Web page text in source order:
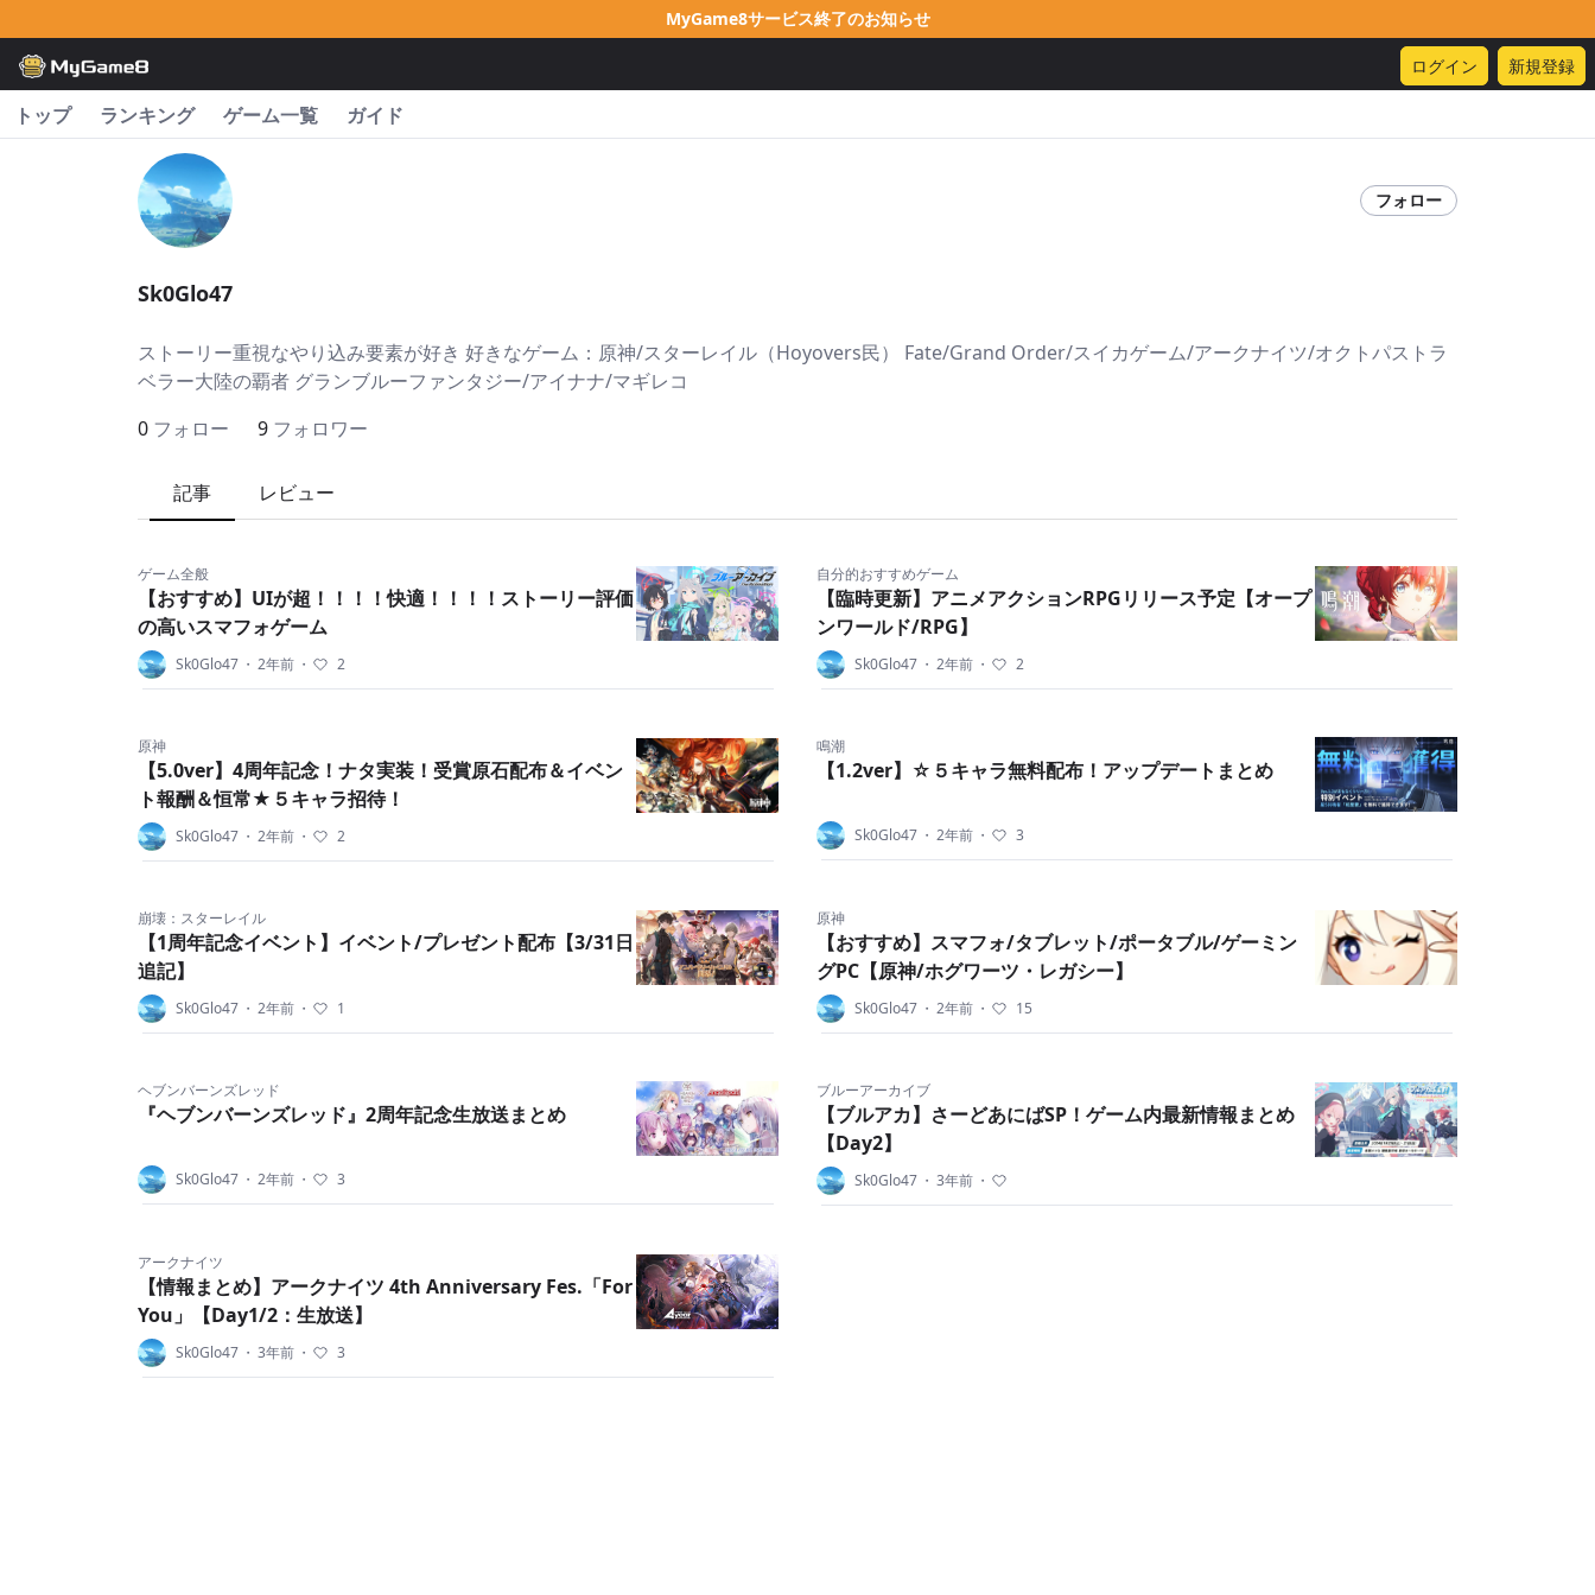
MyGame8サービス終了のお知らせ
ログイン 新規登録
トップ ランキング ゲーム一覧 ガイド
フォロー
Sk0Glo47
ストーリー重視なやり込み要素が好き 好きなゲーム：原神/スターレイル（Hoyovers民） Fate/Grand Order/スイカゲーム/アークナイツ/オクトパストラ
ベラー大陸の覇者 グランブルーファンタジー/アイナナ/マギレコ
0 フォロー 9 フォロワー
記事 レビュー
ゲーム全般
【おすすめ】UIが超！！！！快適！！！！ストーリー評価
の高いスマフォゲーム
Sk0Glo47 ・ 2年前 ・ 2
自分的おすすめゲーム
【臨時更新】アニメアクションRPGリリース予定【オープ
ンワールド/RPG】
Sk0Glo47 ・ 2年前 ・ 2
原神
【5.0ver】4周年記念！ナタ実装！受賞原石配布＆イベン
ト報酬＆恒常★５キャラ招待！
Sk0Glo47 ・ 2年前 ・ 2
鳴潮
【1.2ver】☆５キャラ無料配布！アップデートまとめ
Sk0Glo47 ・ 2年前 ・ 3
崩壊：スターレイル
【1周年記念イベント】イベント/プレゼント配布【3/31日
追記】
Sk0Glo47 ・ 2年前 ・ 1
原神
【おすすめ】スマフォ/タブレット/ポータブル/ゲーミン
グPC【原神/ホグワーツ・レガシー】
Sk0Glo47 ・ 2年前 ・ 15
ヘブンバーンズレッド
『ヘブンバーンズレッド』2周年記念生放送まとめ
Sk0Glo47 ・ 2年前 ・ 3
ブルーアーカイブ
【ブルアカ】さーどあにばSP！ゲーム内最新情報まとめ
【Day2】
Sk0Glo47 ・ 3年前 ・
アークナイツ
【情報まとめ】アークナイツ 4th Anniversary Fes.「For
You」【Day1/2：生放送】
Sk0Glo47 ・ 3年前 ・ 3